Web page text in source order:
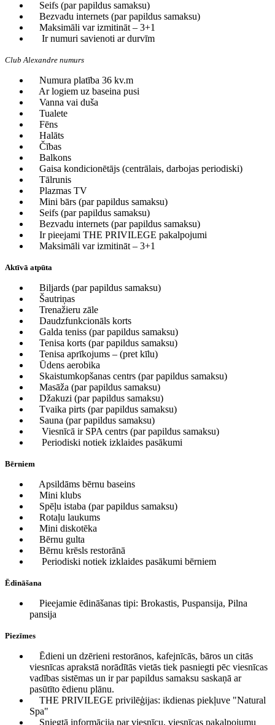
Seifs (par papildus samaksu)
Bezvadu internets (par papildus samaksu)
Maksimāli var izmitināt – 3+1
Ir numuri savienoti ar durvīm
Club Alexandre numurs
Numura platība 36 kv.m
Ar logiem uz baseina pusi
Vanna vai duša
Tualete
Fēns
Halāts
Čības
Balkons
Gaisa kondicionētājs (centrālais, darbojas periodiski)
Tālrunis
Plazmas TV
Mini bārs (par papildus samaksu)
Seifs (par papildus samaksu)
Bezvadu internets (par papildus samaksu)
Ir pieejami THE PRIVILEGE pakalpojumi
Maksimāli var izmitināt – 3+1
Aktīvā atpūta
Biljards (par papildus samaksu)
Šautriņas
Trenažieru zāle
Daudzfunkcionāls korts
Galda teniss (par papildus samaksu)
Tenisa korts (par papildus samaksu)
Tenisa aprīkojums – (pret kīlu)
Ūdens aerobika
Skaistumkopšanas centrs (par papildus samaksu)
Masāža (par papildus samaksu)
Džakuzi (par papildus samaksu)
Tvaika pirts (par papildus samaksu)
Sauna (par papildus samaksu)
Viesnīcā ir SPA centrs (par papildus samaksu)
Periodiski notiek izklaides pasākumi
Bērniem
Apsildāms bērnu baseins
Mini klubs
Spēļu istaba (par papildus samaksu)
Rotaļu laukums
Mini diskotēka
Bērnu gulta
Bērnu krēsls restorānā
Periodiski notiek izklaides pasākumi bērniem
Ēdināšana
Pieejamie ēdināšanas tipi: Brokastis, Puspansija, Pilna
pansija
Piezīmes
Ēdieni un dzērieni restorānos, kafejnīcās, bāros un citās
viesnīcas aprakstā norādītās vietās tiek pasniegti pēc viesnīcas
vadības sistēmas un ir par papildus samaksu saskaņā ar
pasūtīto ēdienu plānu.
THE PRIVILEGE privilēģijas: ikdienas piekļuve "Natural
Spa"
Sniegtā informācija par viesnīcu, viesnīcas pakalpojumu